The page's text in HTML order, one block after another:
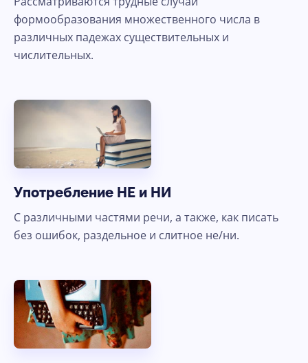
формообразования множественного числа в
различных падежах существительных и
числительных.
Употребление НЕ и НИ
С различными частями речи, а также, как писать
без ошибок, раздельное и слитное не/ни.
Ясно, продолжить